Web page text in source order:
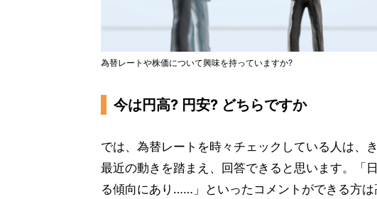
為替レートや株価について興味を持っていますか?
今は円高? 円安? どちらですか
では、為替レートを時々チェックしている人は、
最近の動きを踏まえ、回答できると思います。「
る傾向にあり……」といったコメントができる方